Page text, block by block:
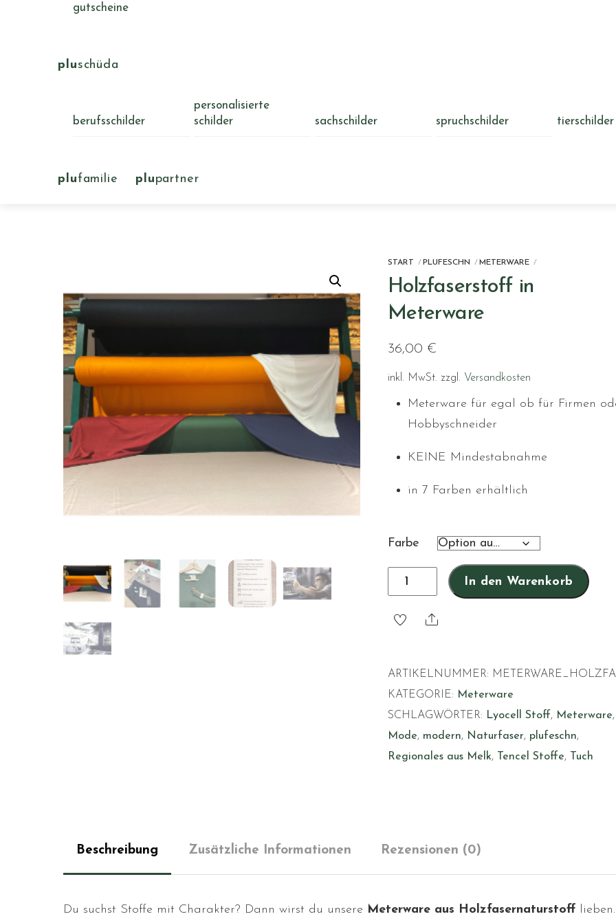
gutscheine
pluschüda
berufsschilder
personalisierte
schilder
sachschilder spruchschilder tierschilder
plufamilie plupartner
START PLUFESCHN METERWARE
Holzfaserstoff in
Meterware
36,00 €
inkl. MwSt. zzgl. Versandkosten
Meterware für egal ob für Firmen
Hobbyschneider
KEINE Mindestabnahme
in 7 Farben erhältlich
Farbe
Holzfaserstoff
in
Meterware
In den Warenkorb
Share
ARTIKELNUMMER:
KATEGORIE: Meterware
SCHLAGWÖRTER: Lyocell Stoff, Meterware,
Mode, modern, Naturfaser, plufeschn,
Regionales aus Melk, Tencel Stoffe, Tuch
Beschreibung Zusätzliche Informationen Rezensionen (0)
Du suchst Stoffe mit Charakter? Dann wirst du unsere Meterware aus Holzfasernaturstoff